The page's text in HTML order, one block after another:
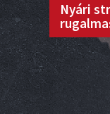
Nyári